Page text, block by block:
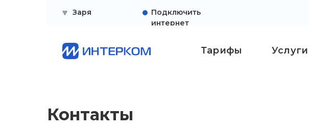
Подключить
интернет
Заря
Тарифы Услуги
Контакты